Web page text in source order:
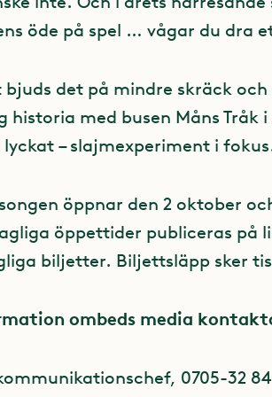
öde på spel … vågar du dra
bjuds det på mindre skräck
historia med busen Måns Tråk
lyckat – slajmexperiment i
öppnar den 2 oktober
öppettider publiceras på
biljetter. Biljettsläpp sker
ombeds media
0705-32